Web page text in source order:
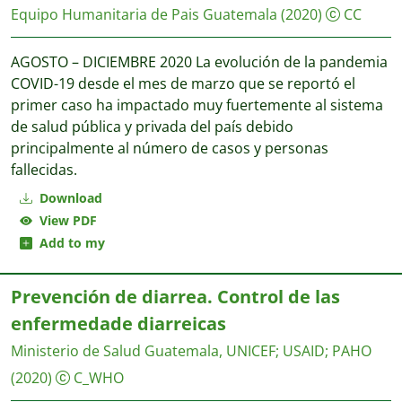
Download
View PDF
Add to my
Equipo Humanitaria de Pais Guatemala (2020) CC
AGOSTO – DICIEMBRE 2020 La evolución de la pandemia
COVID-19 desde el mes de marzo que se reportó el
primer caso ha impactado muy fuertemente al sistema
de salud pública y privada del país debido
principalmente al número de casos y personas
fallecidas.
Prevención de diarrea. Control de las
enfermedade diarreicas
Ministerio de Salud Guatemala, UNICEF; USAID; PAHO
(2020)
C_WHO